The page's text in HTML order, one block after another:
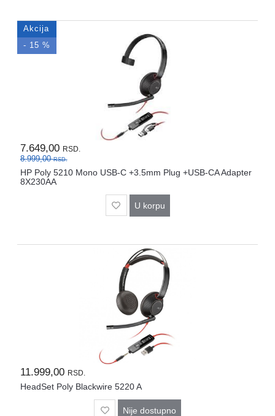
Akcija
- 15 %
7.649,00 RSD.
8.999,00RSD.
HP Poly 5210 Mono USB-C +3.5mm Plug +USB-CA Adapter
8X230AA
U korpu
11.999,00 RSD.
HeadSet Poly Blackwire 5220 A
Nije dostupno